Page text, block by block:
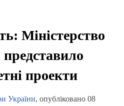
Міністерство
проекти
України, опубліковано 08